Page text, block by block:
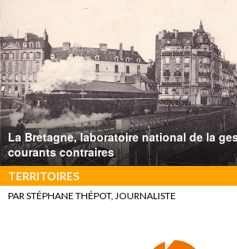
La Bretagne, laboratoire national de la
courants contraires
TERRITOIRES
PAR STÉPHANE THÉPOT, JOURNALISTE